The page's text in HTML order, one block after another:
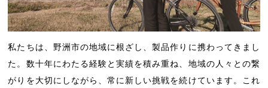
私たちは、野洲市の地域に根ざし、製品作りに携わってきまし
た。数十年にわたる経験と実績を積み重ね、地域の人々との繋
がりを大切にしながら、常に新しい挑戦を続けています。これ